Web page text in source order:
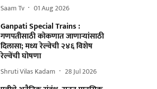
Saam Tv 01 Aug 2026
Ganpati Special Trains :
गणपतीसाठी कोकणात जाणाऱ्यांसाठी
दिलासा; मध्य रेल्वेची २४६ विशेष
रेल्वेंची घोषणा
Shruti Vilas Kadam 28 Jul 2026